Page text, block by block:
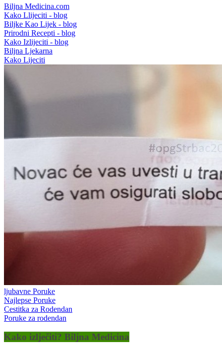
Biljna Medicina.com
Kako Llijeciti - blog
Biljke Kao Lijek - blog
Prirodni Recepti - blog
Kako Izlijeciti - blog
Biljna Ljekarna
Kako Lijeciti
ljubavne Poruke
Najlepse Poruke
Cestitka za Rodendan
Poruke za rodendan
Kako izlječiti? Biljna Medicina